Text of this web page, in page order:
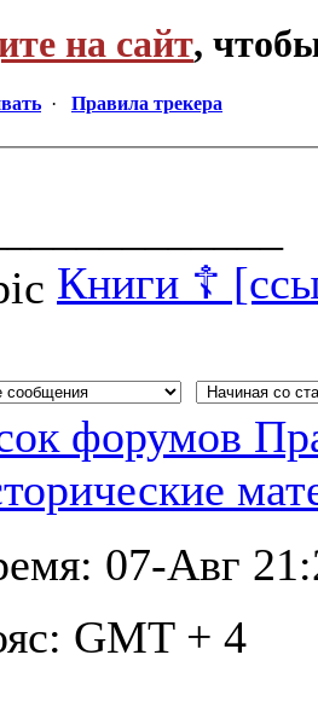
на сайт,
· Правила трекера
Книги ☦
форумов
07-Авг
GMT + 4